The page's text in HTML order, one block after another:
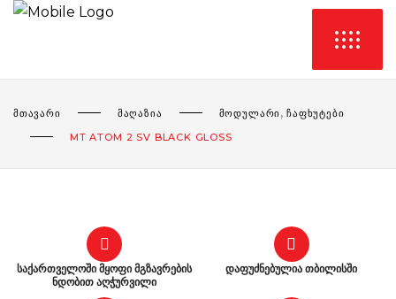
ᲛᲗᲐᲕᲐᲠᲘ ᲛᲐᲦᲐᲖᲘᲐ ᲛᲝᲓᲣᲚᲐᲠᲘ,ᲩᲐᲤᲮᲣᲢᲔᲑᲘ
MT ATOM 2 SV BLACK GLOSS
საქართველოში მყოფი მგზავრების
ნდობით აღჭურვილი
დაფუძნებულია თბილისში